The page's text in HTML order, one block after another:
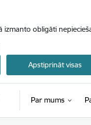
izmanto obligāti
Apstiprināt visas
Par mums